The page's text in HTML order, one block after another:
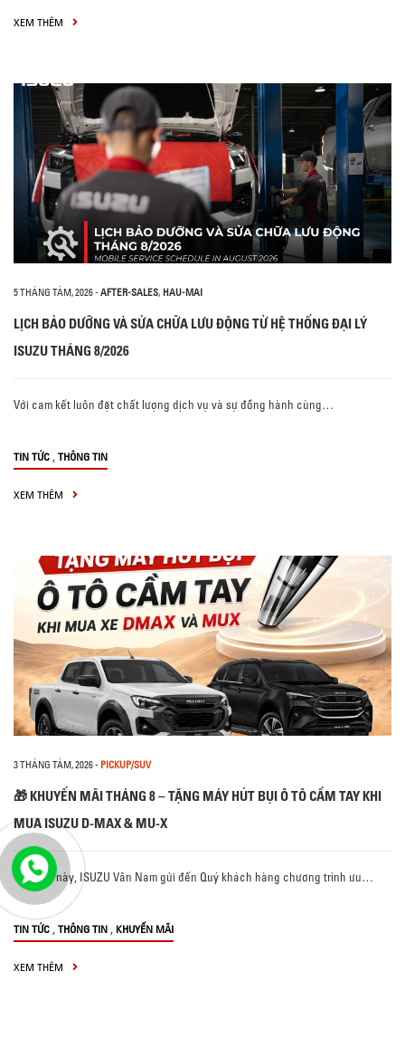
XEM THÊM
5 THÁNG TÁM, 2026- AFTER-SALES, HAU-MAI
LỊCH BẢO DƯỠNG VÀ SỬA CHỮA LƯU ĐỘNG TỪ HỆ THỐNG ĐẠI LÝ
ISUZU THÁNG 8/2026
Với cam kết luôn đặt chất lượng dịch vụ và sự đồng hành cùng…
TIN TỨC , THÔNG TIN
XEM THÊM
3 THÁNG TÁM, 2026- PICKUP/SUV
🎁 KHUYẾN MÃI THÁNG 8 – TẶNG MÁY HÚT BỤI Ô TÔ CẦM TAY KHI
MUA ISUZU D-MAX & MU-X
Tháng 8 này, ISUZU Vân Nam gửi đến Quý khách hàng chương trình ưu…
TIN TỨC , THÔNG TIN , KHUYẾN MÃI
XEM THÊM